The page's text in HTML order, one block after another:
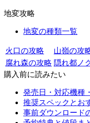
地変攻略
地変の種類一覧
火口の攻略
山嶺の攻
腐れ森の攻略 隠れ都ノ
購入前に読みたい
発売日・対応機種
推奨スペックとお
事前ダウンロード